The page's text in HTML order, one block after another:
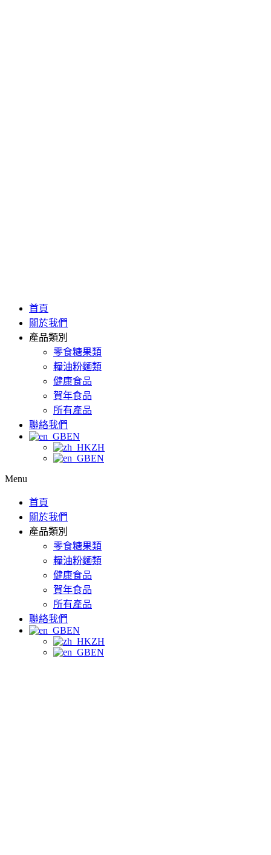
首頁
關於我們
產品類別
零食糖果類
糧油粉麵類
健康食品
賀年食品
所有產品
聯絡我們
EN
ZH
EN
Menu
首頁
關於我們
產品類別
零食糖果類
糧油粉麵類
健康食品
賀年食品
所有產品
聯絡我們
EN
ZH
EN